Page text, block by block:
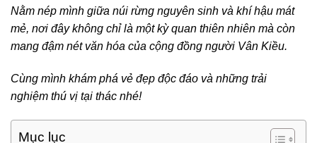
Nằm nép mình giữa núi rừng nguyên sinh và khí hậu mát
mẻ, nơi đây không chỉ là một kỳ quan thiên nhiên mà còn
mang đậm nét văn hóa của cộng đồng người Vân Kiều.
Cùng mình khám phá vẻ đẹp độc đáo và những trải
nghiệm thú vị tại thác nhé!
Mục lục